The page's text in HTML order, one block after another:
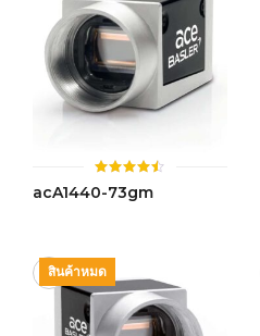
ให้
คะแนน
acA1440-73gm
สินค้าหมด